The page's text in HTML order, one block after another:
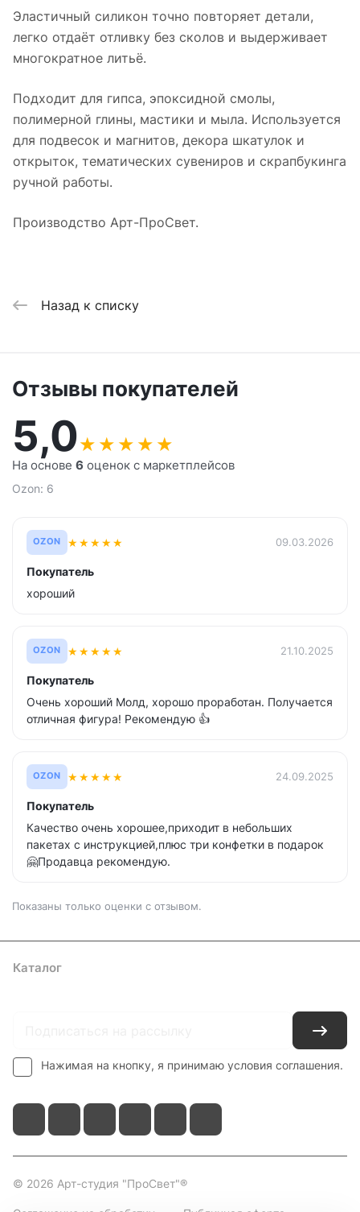
Эластичный силикон точно повторяет детали,
легко отдаёт отливку без сколов и выдерживает
многократное литьё.
Подходит для гипса, эпоксидной смолы,
полимерной глины, мастики и мыла. Используется
для подвесок и магнитов, декора шкатулок и
открыток, тематических сувениров и скрапбукинга
ручной работы.
Производство Арт-ПроСвет.
Назад к списку
Отзывы покупателей
5,0★ ★ ★ ★ ★
На основе 6 оценок с маркетплейсов
Ozon: 6
OZON ★★★★★ 09.03.2026
Покупатель
хороший
OZON ★★★★★ 21.10.2025
Покупатель
Очень хороший Молд, хорошо проработан. Получается
отличная фигура! Рекомендую 👍
OZON ★★★★★ 24.09.2025
Покупатель
Качество очень хорошее,приходит в небольших
пакетах с инструкцией,плюс три конфетки в подарок
🤗Продавца рекомендую.
Показаны только оценки с отзывом.
Каталог
Нажимая на кнопку, я принимаю условия соглашения.
© 2026 Арт-студия "ПроСвет"®